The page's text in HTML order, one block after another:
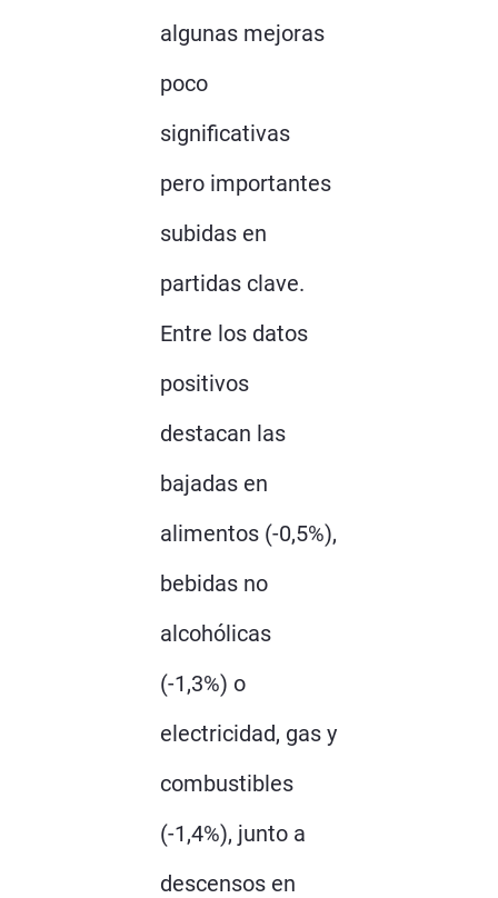
algunas mejoras
poco
significativas
pero importantes
subidas en
partidas clave.
Entre los datos
positivos
destacan las
bajadas en
alimentos (-0,5%),
bebidas no
alcohólicas
(-1,3%) o
electricidad, gas y
combustibles
(-1,4%), junto a
descensos en